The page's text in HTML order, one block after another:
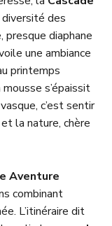
des
presque diaphane
une ambiance
printemps
s’épaissit
c’est sentir
la nature, chère
Aventure
combinant
L’itinéraire dit